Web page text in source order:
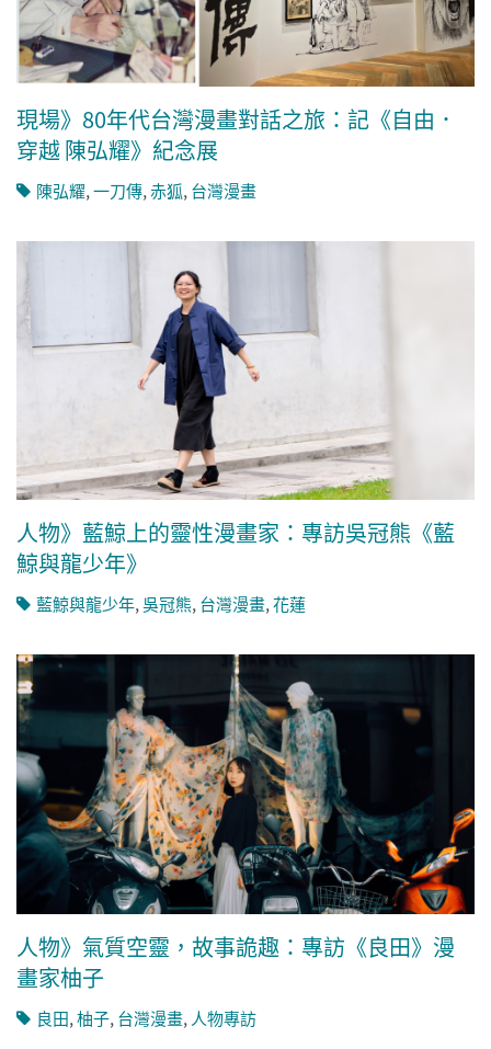
現場》80年代台灣漫畫對話之旅：記《自由．
穿越 陳弘耀》紀念展
陳弘耀,一刀傳,赤狐, 台灣漫畫
人物》藍鯨上的靈性漫畫家：專訪吳冠熊《藍
鯨與龍少年》
藍鯨與龍少年,吳冠熊,台灣漫畫,花蓮
人物》氣質空靈，故事詭趣：專訪《良田》漫
畫家柚子
良田,柚子, 台灣漫畫, 人物專訪